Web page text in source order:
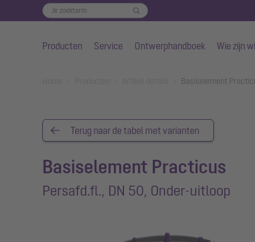
Producten Service Ontwerphandboek Wie zijn
Basiselement
Terug naar de tabel met varianten
Basiselement Practicus
Persafd.fl., DN 50, Onder-uitloop